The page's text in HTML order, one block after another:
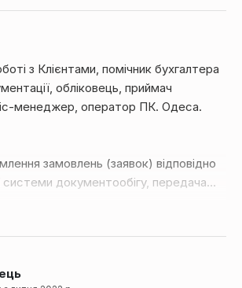
з Клієнтами, помічник бухгалтера
обліковець, приймач
менеджер, оператор ПК. Одеса.
замовлень (заявок) відповідно
системи документообігу, передача
відповідному виконавцю у
у програмах.